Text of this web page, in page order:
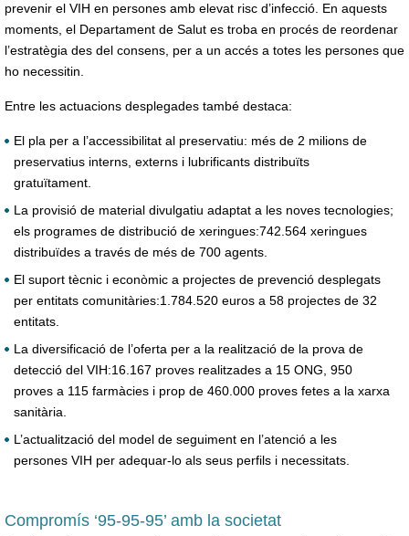
prevenir el VIH en persones amb elevat risc d’infecció. En aquests
moments, el Departament de Salut es troba en procés de reordenar
l’estratègia des del consens, per a un accés a totes les persones que
ho necessitin.
Entre les actuacions desplegades també destaca:
El pla per a l’accessibilitat al preservatiu: més de 2 milions de
preservatius interns, externs i lubrificants distribuïts
gratuïtament.
La provisió de material divulgatiu adaptat a les noves tecnologies;
els programes de distribució de xeringues:742.564 xeringues
distribuïdes a través de més de 700 agents.
El suport tècnic i econòmic a projectes de prevenció desplegats
per entitats comunitàries:1.784.520 euros a 58 projectes de 32
entitats.
La diversificació de l’oferta per a la realització de la prova de
detecció del VIH:16.167 proves realitzades a 15 ONG, 950
proves a 115 farmàcies i prop de 460.000 proves fetes a la xarxa
sanitària.
L’actualització del model de seguiment en l’atenció a les
persones VIH per adequar-lo als seus perfils i necessitats.
Compromís ‘95-95-95’ amb la societat